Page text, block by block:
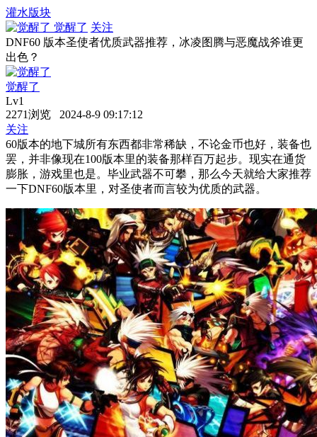
灌水版块
觉醒了 关注
DNF60 版本圣使者优质武器推荐，冰凌图腾与恶魔战斧谁更
出色？
觉醒了
Lv1
2271浏览 2024-8-9 09:17:12
关注
60版本的地下城所有东西都非常稀缺，不论金币也好，装备也
罢，并非像现在100版本里的装备那样百万起步。现实在通货
膨胀，游戏里也是。毕业武器不可攀，那么今天就给大家推荐
一下DNF60版本里，对圣使者而言较为优质的武器。